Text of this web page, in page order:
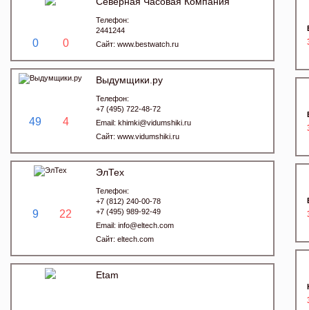
0 0
Телефон:
2441244
Сайт: www.bestwatch.ru
49 4
Выдумщики.ру
Телефон:
+7 (495) 722-48-72
Email: khimki@vidumshiki.ru
Сайт: www.vidumshiki.ru
9 22
ЭлТех
Телефон:
+7 (812) 240-00-78
+7 (495) 989-92-49
Email: info@eltech.com
Сайт: eltech.com
Etam